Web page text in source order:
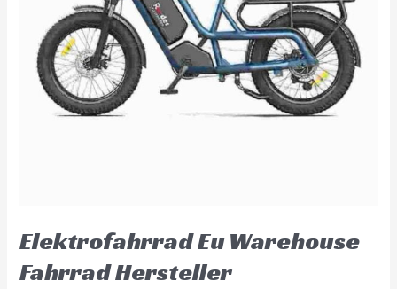
Elektrofahrrad Eu Warehouse
Fahrrad Hersteller